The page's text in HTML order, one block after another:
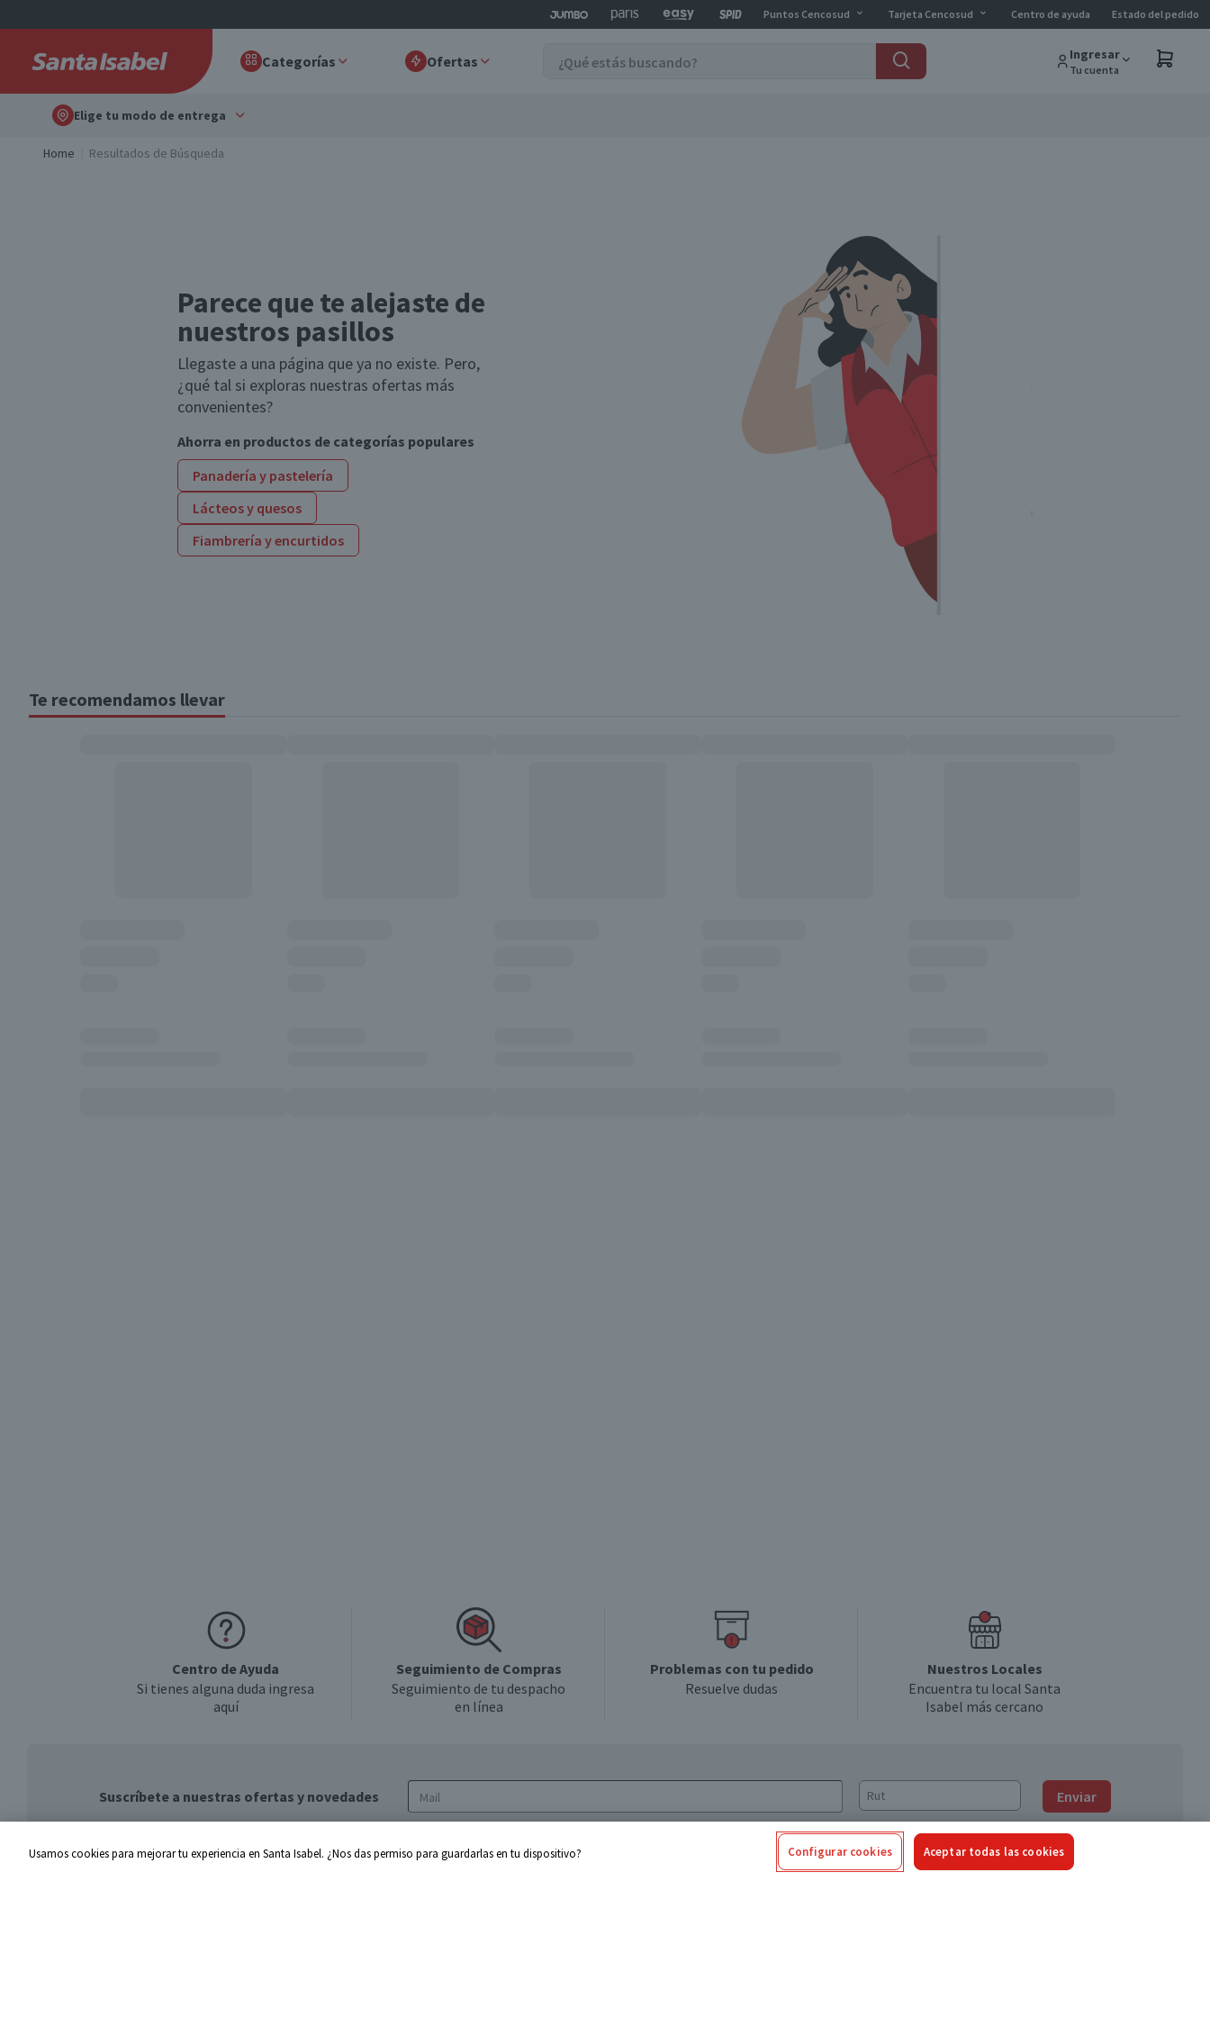
Puntos Cencosud Tarjeta Cencosud Centro de ayuda Estado del pedido
Categorías Ofertas Ingresar
Tu cuenta
Elige tu modo de entrega
Home Resultados de Búsqueda
Parece que te alejaste de
nuestros pasillos
Llegaste a una página que ya no existe. Pero,
¿qué tal si exploras nuestras ofertas más
convenientes?
Ahorra en productos de categorías populares
Panadería y pastelería
Lácteos y quesos
Fiambrería y encurtidos
Te recomendamos llevar
Centro de Ayuda
Si tienes alguna duda ingresa
aquí
Seguimiento de Compras
Seguimiento de tu despacho
en línea
Problemas con tu pedido
Resuelve dudas
Nuestros Locales
Encuentra tu local Santa
Isabel más cercano
Suscríbete a nuestras ofertas y novedades Enviar
de privacidad y de tratamiento de datos
Usamos cookies para mejorar tu experiencia en Santa Isabel. ¿Nos das permiso para guardarlas en tu dispositivo? Configurar cookies Aceptar todas las cookies